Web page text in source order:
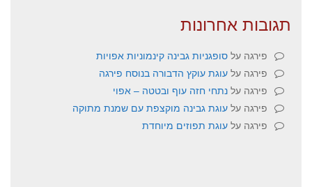
תגובות אחרונות
פירגה על סופגניות גבינה קינמוניות אפויות
פירגה על עוגת עוקץ הדבורה בנוסח פירגה
פירגה על נתחי חזה עוף ובטטה – אפוי
פירגה על עוגת גבינה מוקצפת עם שמנת מתוקה
פירגה על עוגת תפוזים מיוחדת